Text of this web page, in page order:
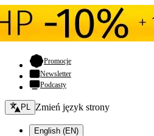
Promocje- otwiera się w nowej karcie
Newsletter
Podcasty
Zmień język - bieżący:
PL Zmień język strony
English (EN)